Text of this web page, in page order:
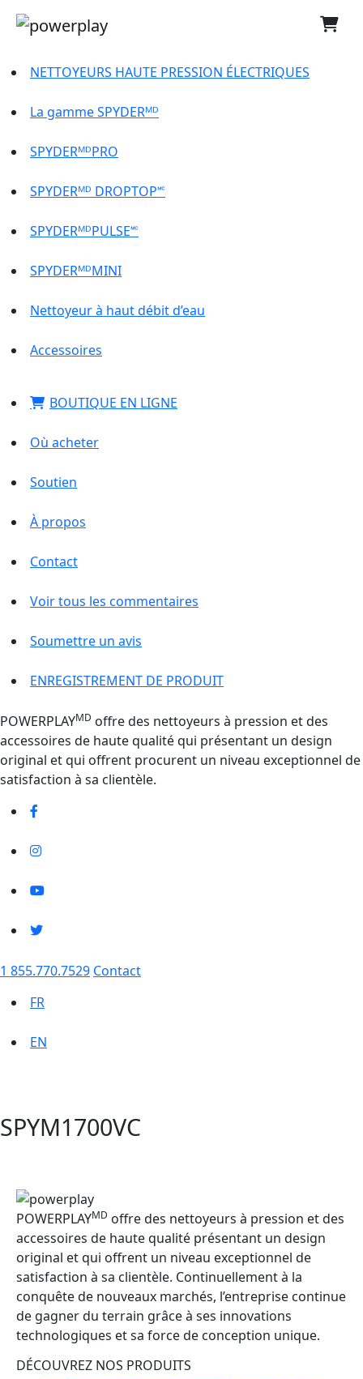
NETTOYEURS HAUTE PRESSION ÉLECTRIQUES
La gamme SPYDERᴹᴰ
SPYDERᴹᴰPRO
SPYDERᴹᴰ DROPTOP🅪
SPYDERᴹᴰPULSE🅪
SPYDERᴹᴰMINI
Nettoyeur à haut débit d’eau
Accessoires
BOUTIQUE EN LIGNE
Où acheter
Soutien
À propos
Contact
Voir tous les commentaires
Soumettre un avis
ENREGISTREMENT DE PRODUIT
POWERPLAYMD offre des nettoyeurs à pression et des
accessoires de haute qualité qui présentant un design
original et qui offrent procurent un niveau exceptionnel de
satisfaction à sa clientèle.
1 855.770.7529 Contact
FR
EN
SPYM1700VC
POWERPLAYMD offre des nettoyeurs à pression et des
accessoires de haute qualité présentant un design
original et qui offrent un niveau exceptionnel de
satisfaction à sa clientèle. Continuellement à la
conquête de nouveaux marchés, l’entreprise continue
de gagner du terrain grâce à ses innovations
technologiques et sa force de conception unique.
DÉCOUVREZ NOS PRODUITS